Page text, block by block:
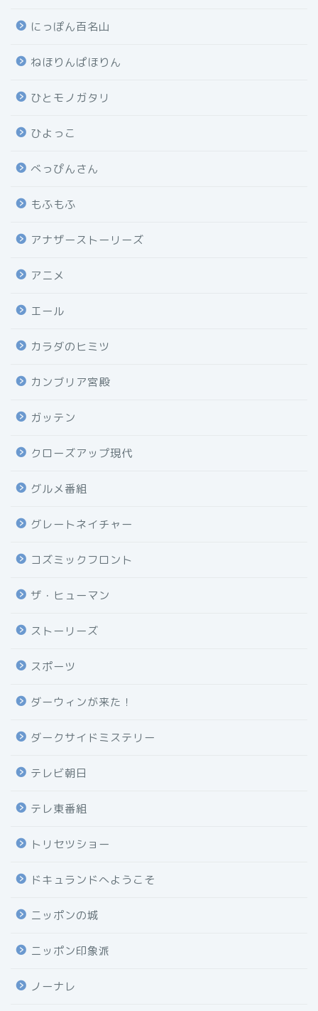
にっぽん百名山
ねほりんぱほりん
ひとモノガタリ
ひよっこ
べっぴんさん
もふもふ
アナザーストーリーズ
アニメ
エール
カラダのヒミツ
カンブリア宮殿
ガッテン
クローズアップ現代
グルメ番組
グレートネイチャー
コズミックフロント
ザ・ヒューマン
ストーリーズ
スポーツ
ダーウィンが来た！
ダークサイドミステリー
テレビ朝日
テレ東番組
トリセツショー
ドキュランドへようこそ
ニッポンの城
ニッポン印象派
ノーナレ